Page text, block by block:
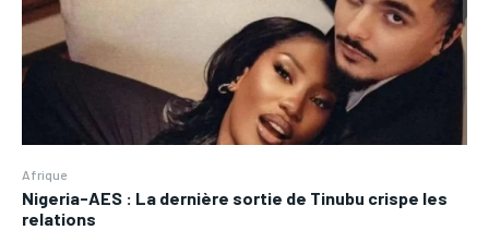
Afrique
Nigeria-AES : La dernière sortie de Tinubu crispe les
relations